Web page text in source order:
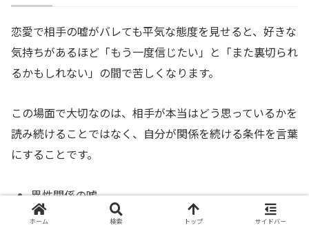
恋愛で相手の嘘がバレても平気な態度を見せると、好きな
気持ちがあるほど「もう一度信じたい」と「また裏切られ
るかもしれない」の間で苦しくなります。
この場面で大切なのは、相手が本当はどう思っているかを
読み続けることではなく、自分が関係を続ける条件を言葉
にすることです。
異性関係の嘘
お金の嘘
ホーム 検索 トップ サイドバー